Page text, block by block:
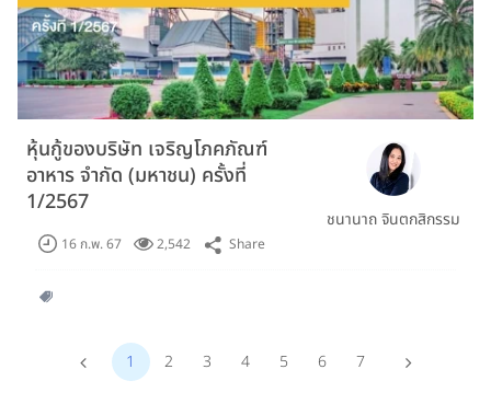
หุ้นกู้ของบริษัท เจริญโภคภัณฑ์
อาหาร จำกัด (มหาชน) ครั้งที่
1/2567
ชนานาถ จินตกสิกรรม
16 ก.พ. 67 2,542 Share
1 2 3 4 5 6 7